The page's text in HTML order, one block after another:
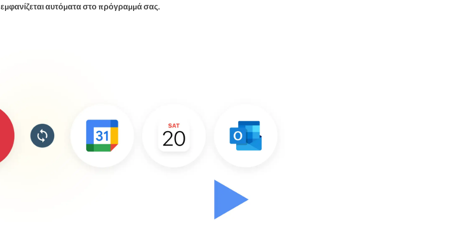
εμφανίζεται αυτόματα στο πρόγραμμά σας.